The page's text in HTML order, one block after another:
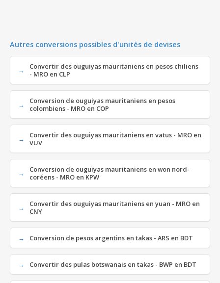
Autres conversions possibles d'unités de devises
Convertir des ouguiyas mauritaniens en pesos chiliens
- MRO en CLP
Conversion de ouguiyas mauritaniens en pesos
colombiens - MRO en COP
Convertir des ouguiyas mauritaniens en vatus - MRO en
VUV
Conversion de ouguiyas mauritaniens en won nord-
coréens - MRO en KPW
Convertir des ouguiyas mauritaniens en yuan - MRO en
CNY
Conversion de pesos argentins en takas - ARS en BDT
Convertir des pulas botswanais en takas - BWP en BDT